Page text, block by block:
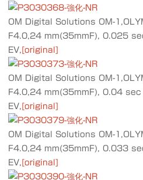
OM Digital Solutions OM-
F4.0,24 mm(35mmF), 0.025
EV, [original]
OM Digital Solutions OM-
F4.0,24 mm(35mmF), 0.04
EV, [original]
OM Digital Solutions OM-
F4.0,24 mm(35mmF), 0.033
EV, [original]